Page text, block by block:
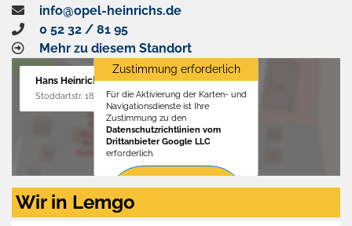
info@opel-heinrichs.de
0 52 32 / 81 95
Mehr zu diesem Standort
Hans Heinrichs GmbH
Stoddartstr. 18, 32758 Detmold
Zustimmung erforderlich
Für die Aktivierung der Karten- und
Navigationsdienste ist Ihre
Zustimmung zu den
Datenschutzrichtlinien vom
Drittanbieter Google LLC
erforderlich.
Zustimmen
aktivieren
Wir in Lemgo